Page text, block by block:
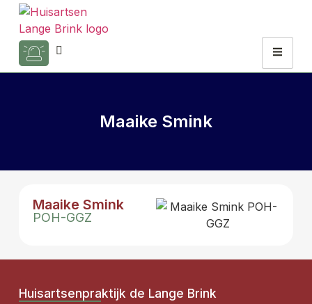
Maaike Smink
Maaike Smink
POH-GGZ
Huisartsenpraktijk de Lange Brink